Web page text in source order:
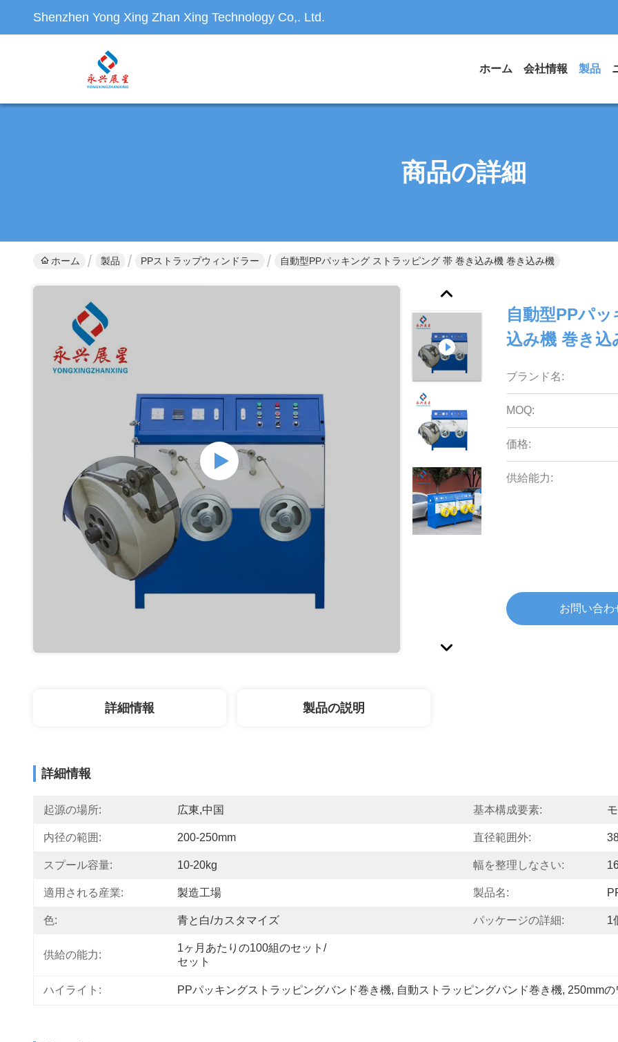
Shenzhen Yong Xing Zhan Xing Technology Co,. Ltd.
ホーム 会社情報 製品
商品の詳細
ホーム 製品 PPストラップウィンドラー 自動型PPパッキング ストラッピング 帯 巻き込み機 巻き込み機
自動型PPパ
込み機 巻き込
ブランド名:
MOQ:
価格:
供給能力:
お問い合わ
詳細情報 製品の説明
詳細情報
起源の場所: 広東,中国 基本構成要素:
内径の範囲: 200-250mm 直径範囲外:
スプール容量: 10-20kg 幅を整理しなさい:
適用される産業: 製造工場 製品名:
色: 青と白/カスタマイズ パッケージの詳細: 1
供給の能力:
1ヶ月あたりの100組のセット/
セット
ハイライト: PPパッキングストラッピングバンド巻き機, 自動ストラッピングバンド巻き機, 250mm